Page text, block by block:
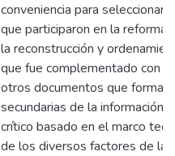
conveniencia para seleccionar
que participaron en la
la reconstrucción y
que fue complementado con
otros documentos que
secundarias de la información.
crítico basado en el marco
de los diversos factores de la